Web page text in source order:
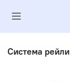
Система